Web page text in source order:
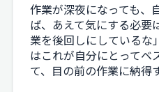
作業が深夜になっても、
ば、あえて気にする必要
業を後回しにしているな
はこれが自分にとってベ
て、目の前の作業に納得